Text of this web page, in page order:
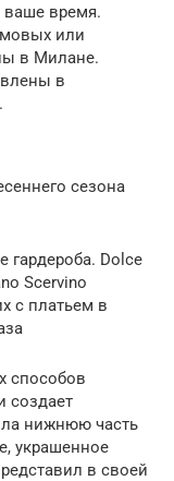
ваше время.
или
в Милане.
в
сезона
гардероба. Dolce
Scervino
с платьем в
способов
создает
нижнюю часть
украшенное
в своей